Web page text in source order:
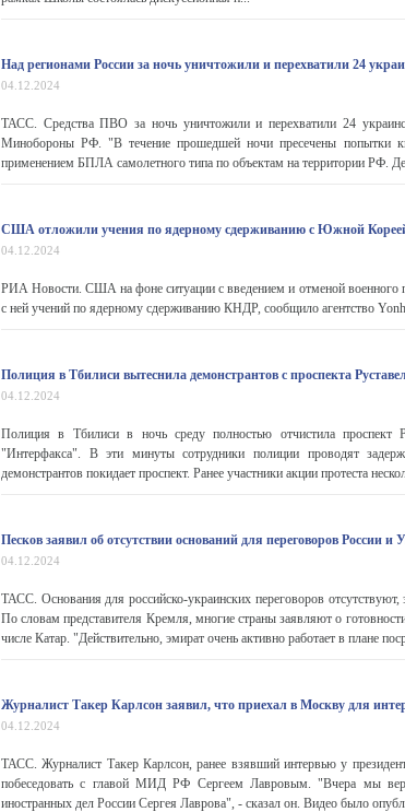
Над регионами России за ночь уничтожили и перехватили 24
04.12.2024
ТАСС. Средства ПВО за ночь уничтожили и перехватили 24
Минобороны РФ. "В течение прошедшей ночи пресечены попытки
применением БПЛА самолетного типа по объектам на территории РФ.
США отложили учения по ядерному сдерживанию с Южной
04.12.2024
РИА Новости. США на фоне ситуации с введением и отменой
с ней учений по ядерному сдерживанию КНДР, сообщило агентство
Полиция в Тбилиси вытеснила демонстрантов с проспекта
04.12.2024
Полиция в Тбилиси в ночь среду полностью отчистила проспект
"Интерфакса". В эти минуты сотрудники полиции проводят
демонстрантов покидает проспект. Ранее участники акции протеста
Песков заявил об отсутствии оснований для переговоров России и
04.12.2024
ТАСС. Основания для российско-украинских переговоров
По словам представителя Кремля, многие страны заявляют о
числе Катар. "Действительно, эмират очень активно работает в плане
Журналист Такер Карлсон заявил, что приехал в Москву для
04.12.2024
ТАСС. Журналист Такер Карлсон, ранее взявший интервью у
побеседовать с главой МИД РФ Сергеем Лавровым. "Вчера мы
иностранных дел России Сергея Лаврова", - сказал он. Видео было